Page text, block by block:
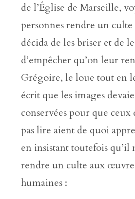
de l’Église de Marseille,
personnes rendre un culte
décida de les briser et de
d’empêcher qu’on leur
Grégoire, le loue tout en
écrit que les images
conservées pour que ceux
pas lire aient de quoi
en insistant toutefois qu’il
rendre un culte aux
humaines :